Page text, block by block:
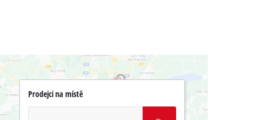
Prodejci na místě